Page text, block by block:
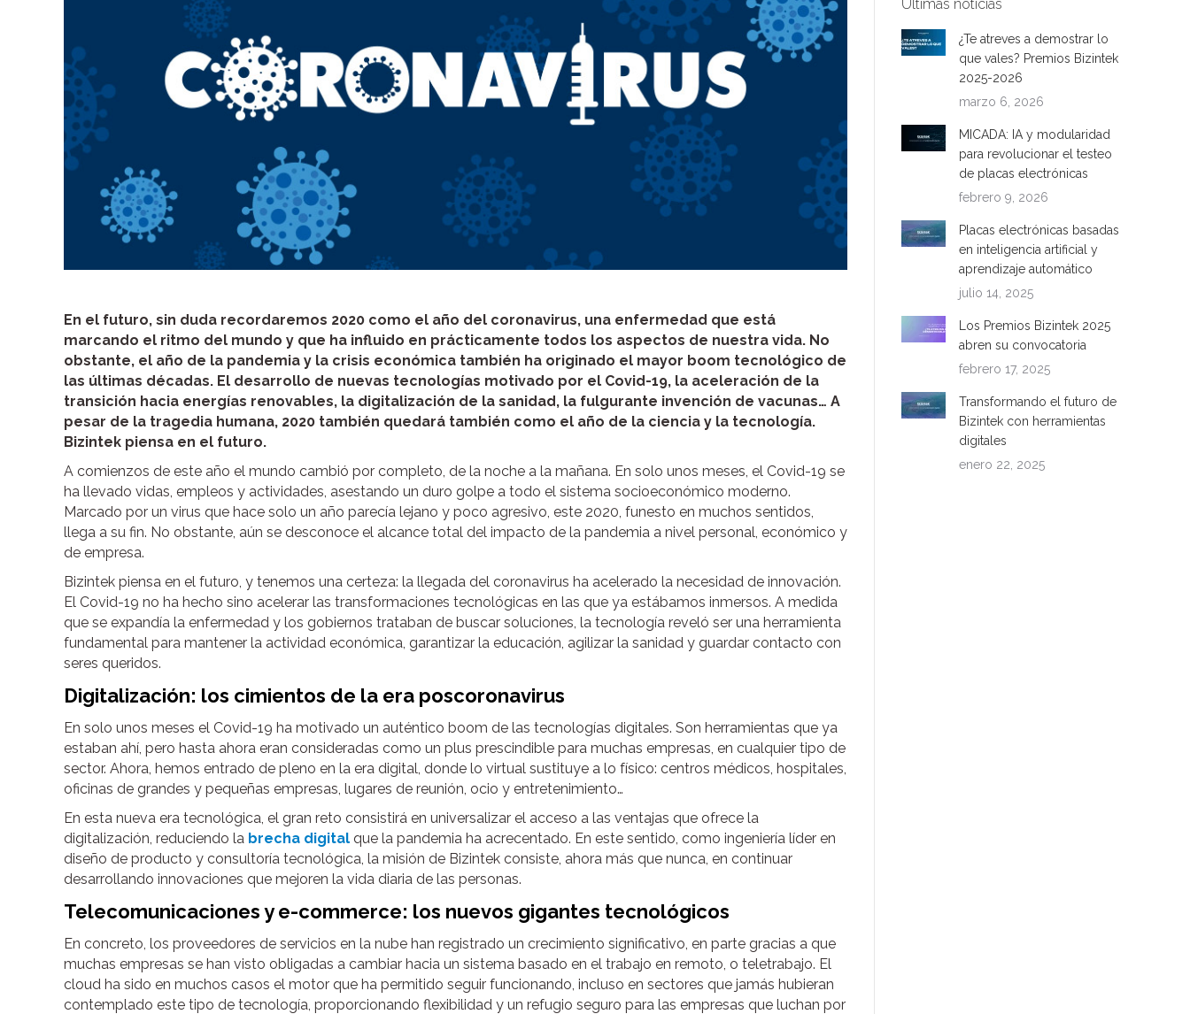
En el futuro, sin duda recordaremos 2020 como el año del coronavirus, una enfermedad que está
marcando el ritmo del mundo y que ha influido en prácticamente todos los aspectos de nuestra vida. No
obstante, el año de la pandemia y la crisis económica también ha originado el mayor boom tecnológico de
las últimas décadas. El desarrollo de nuevas tecnologías motivado por el Covid-19, la aceleración de la
transición hacia energías renovables, la digitalización de la sanidad, la fulgurante invención de vacunas… A
pesar de la tragedia humana, 2020 también quedará también como el año de la ciencia y la tecnología.
Bizintek piensa en el futuro.
A comienzos de este año el mundo cambió por completo, de la noche a la mañana. En solo unos meses, el Covid-19 se
ha llevado vidas, empleos y actividades, asestando un duro golpe a todo el sistema socioeconómico moderno.
Marcado por un virus que hace solo un año parecía lejano y poco agresivo, este 2020, funesto en muchos sentidos,
llega a su fin. No obstante, aún se desconoce el alcance total del impacto de la pandemia a nivel personal, económico y
de empresa.
Bizintek piensa en el futuro, y tenemos una certeza: la llegada del coronavirus ha acelerado la necesidad de innovación.
El Covid-19 no ha hecho sino acelerar las transformaciones tecnológicas en las que ya estábamos inmersos. A medida
que se expandía la enfermedad y los gobiernos trataban de buscar soluciones, la tecnología reveló ser una herramienta
fundamental para mantener la actividad económica, garantizar la educación, agilizar la sanidad y guardar contacto con
seres queridos.
Digitalización: los cimientos de la era poscoronavirus
En solo unos meses el Covid-19 ha motivado un auténtico boom de las tecnologías digitales. Son herramientas que ya
estaban ahí, pero hasta ahora eran consideradas como un plus prescindible para muchas empresas, en cualquier tipo de
sector. Ahora, hemos entrado de pleno en la era digital, donde lo virtual sustituye a lo físico: centros médicos, hospitales,
oficinas de grandes y pequeñas empresas, lugares de reunión, ocio y entretenimiento…
En esta nueva era tecnológica, el gran reto consistirá en universalizar el acceso a las ventajas que ofrece la
digitalización, reduciendo la brecha digital que la pandemia ha acrecentado. En este sentido, como ingeniería líder en
diseño de producto y consultoría tecnológica, la misión de Bizintek consiste, ahora más que nunca, en continuar
desarrollando innovaciones que mejoren la vida diaria de las personas.
Telecomunicaciones y e-commerce: los nuevos gigantes tecnológicos
En concreto, los proveedores de servicios en la nube han registrado un crecimiento significativo, en parte gracias a que
muchas empresas se han visto obligadas a cambiar hacia un sistema basado en el trabajo en remoto, o teletrabajo. El
cloud ha sido en muchos casos el motor que ha permitido seguir funcionando, incluso en sectores que jamás hubieran
contemplado este tipo de tecnología, proporcionando flexibilidad y un refugio seguro para las empresas que luchan por
Ultimas noticias
¿Te atreves a demostrar lo
que vales? Premios Bizintek
2025-2026
marzo 6, 2026
MICADA: IA y modularidad
para revolucionar el testeo
de placas electrónicas
febrero 9, 2026
Placas electrónicas basadas
en inteligencia artificial y
aprendizaje automático
julio 14, 2025
Los Premios Bizintek 2025
abren su convocatoria
febrero 17, 2025
Transformando el futuro de
Bizintek con herramientas
digitales
enero 22, 2025